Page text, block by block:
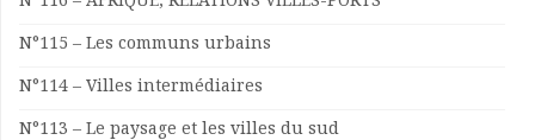
N°115 – Les communs urbains
N°114 – Villes intermédiaires
N°113 – Le paysage et les villes du sud